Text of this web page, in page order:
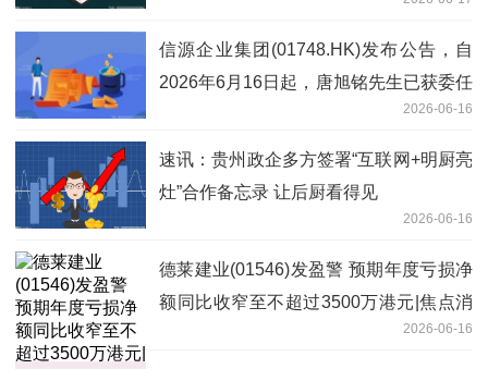
信源企业集团(01748.HK)发布公告，自
2026年6月16日起，唐旭铭先生已获委任
2026-06-16
速讯：贵州政企多方签署“互联网+明厨亮
灶”合作备忘录 让后厨看得见
2026-06-16
德莱建业(01546)发盈警 预期年度亏损净
额同比收窄至不超过3500万港元|焦点消
2026-06-16